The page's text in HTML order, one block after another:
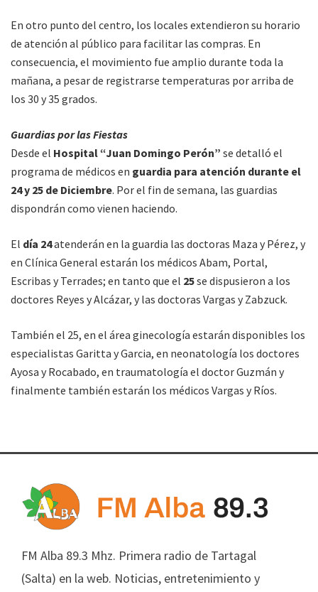
En otro punto del centro, los locales extendieron su horario
de atención al público para facilitar las compras. En
consecuencia, el movimiento fue amplio durante toda la
mañana, a pesar de registrarse temperaturas por arriba de
los 30 y 35 grados.
Guardias por las Fiestas
Desde el Hospital “Juan Domingo Perón” se detalló el
programa de médicos en guardia para atención durante el
24 y 25 de Diciembre. Por el fin de semana, las guardias
dispondrán como vienen haciendo.
El día 24atenderán en la guardia las doctoras Maza y Pérez, y
en Clínica General estarán los médicos Abam, Portal,
Escribas y Terrades; en tanto que el 25se dispusieron a los
doctores Reyes y Alcázar, y las doctoras Vargas y Zabzuck.
También el 25, en el área ginecología estarán disponibles los
especialistas Garitta y Garcia, en neonatología los doctores
Ayosa y Rocabado, en traumatología el doctor Guzmán y
finalmente también estarán los médicos Vargas y Ríos.
FM Alba 89.3 Mhz. Primera radio de Tartagal
(Salta) en la web. Noticias, entretenimiento y